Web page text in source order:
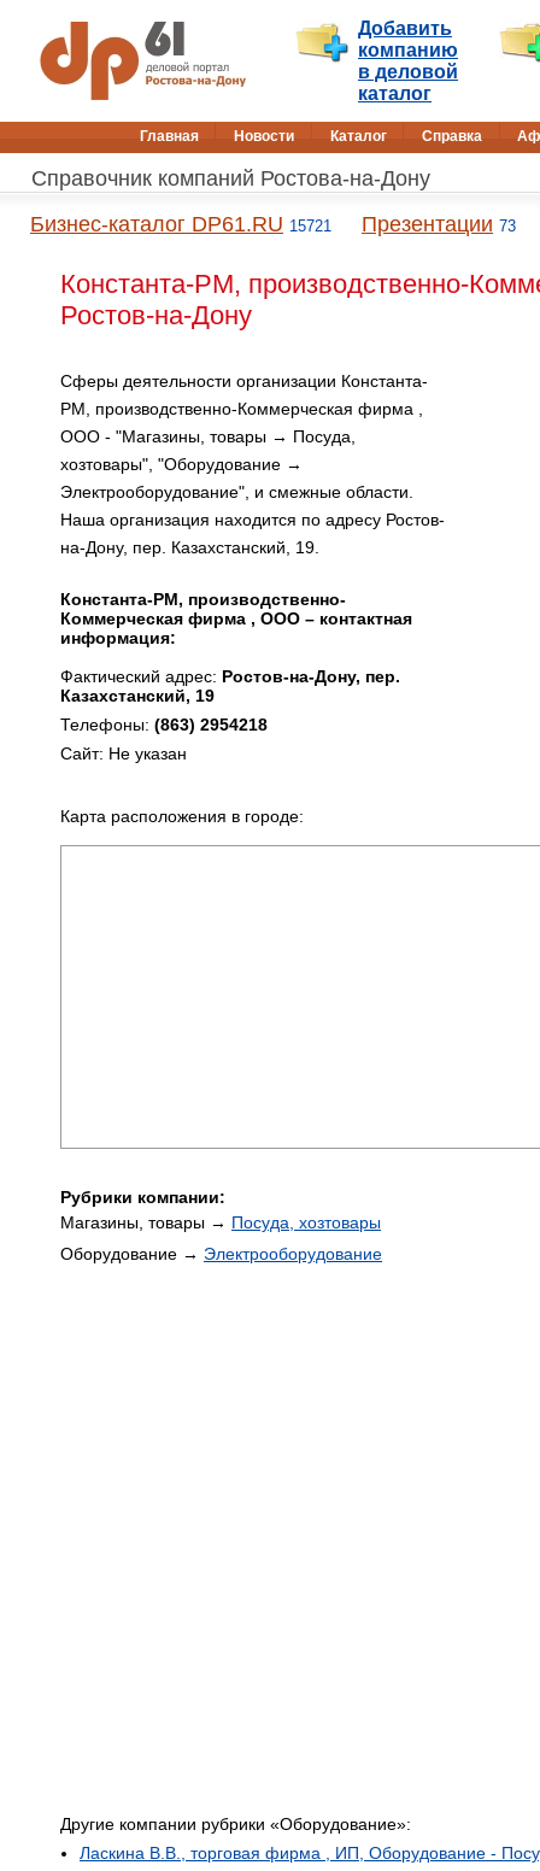
Добавить
компанию
в деловой
каталог
Главная Новости Каталог Справка
Справочник компаний Ростова-на-Дону
Бизнес-каталог DP61.RU 15721 Презентации 73
Константа-РМ, производственно-
Ростов-на-Дону
Сферы деятельности организации Константа-
РМ, производственно-Коммерческая фирма ,
ООО - "Магазины, товары → Посуда,
хозтовары", "Оборудование →
Электрооборудование", и смежные области.
Наша организация находится по адресу Ростов-
на-Дону, пер. Казахстанский, 19.
Константа-РМ, производственно-
Коммерческая фирма , ООО – контактная
информация:
Фактический адрес: Ростов-на-Дону, пер.
Казахстанский, 19
Телефоны: (863) 2954218
Сайт: Не указан
Карта расположения в городе:
Рубрики компании:
Магазины, товары → Посуда, хозтовары
Оборудование → Электрооборудование
Другие компании рубрики «Оборудование»:
Ласкина В.В., торговая фирма , ИП, Оборудование -